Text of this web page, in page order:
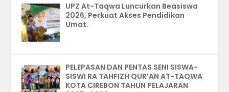
UPZ At-Taqwa Luncurkan Beasiswa
2026, Perkuat Akses Pendidikan
Umat.
PELEPASAN DAN PENTAS SENI SISWA-
SISWI RA TAHFIZH QUR’AN AT-TAQWA
KOTA CIREBON TAHUN PELAJARAN